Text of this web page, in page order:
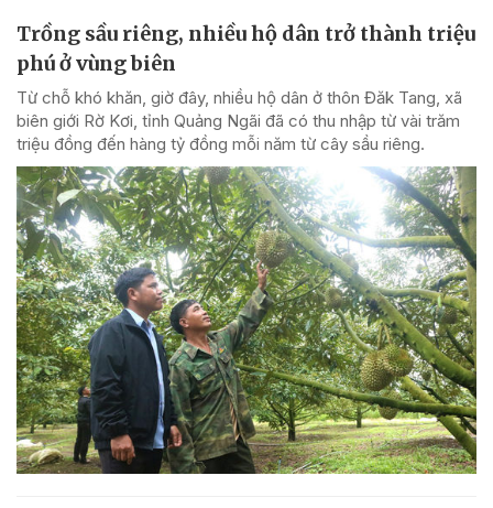
Trồng sầu riêng, nhiều hộ dân trở thành triệu
phú ở vùng biên
Từ chỗ khó khăn, giờ đây, nhiều hộ dân ở thôn Đăk Tang, xã
biên giới Rờ Kơi, tỉnh Quảng Ngãi đã có thu nhập từ vài trăm
triệu đồng đến hàng tỷ đồng mỗi năm từ cây sầu riêng.